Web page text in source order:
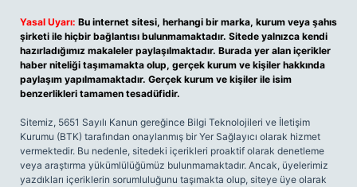
Yasal Uyarı: Bu internet sitesi, herhangi bir marka, kurum veya şahıs
şirketi ile hiçbir bağlantısı bulunmamaktadır. Sitede yalnızca kendi
hazırladığımız makaleler paylaşılmaktadır. Burada yer alan içerikler
haber niteliği taşımamakta olup, gerçek kurum ve kişiler hakkında
paylaşım yapılmamaktadır. Gerçek kurum ve kişiler ile isim
benzerlikleri tamamen tesadüfidir.
Sitemiz, 5651 Sayılı Kanun gereğince Bilgi Teknolojileri ve İletişim
Kurumu (BTK) tarafından onaylanmış bir Yer Sağlayıcı olarak hizmet
vermektedir. Bu nedenle, sitedeki içerikleri proaktif olarak denetleme
veya araştırma yükümlülüğümüz bulunmamaktadır. Ancak, üyelerimiz
yazdıkları içeriklerin sorumluluğunu taşımakta olup, siteye üye olarak